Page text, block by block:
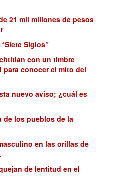
21 mil millones de pesos
Siglos”
con un timbre
conocer el mito del
nuevo aviso; ¿cuál es
de los pueblos de la
en las orillas de
de lentitud en el